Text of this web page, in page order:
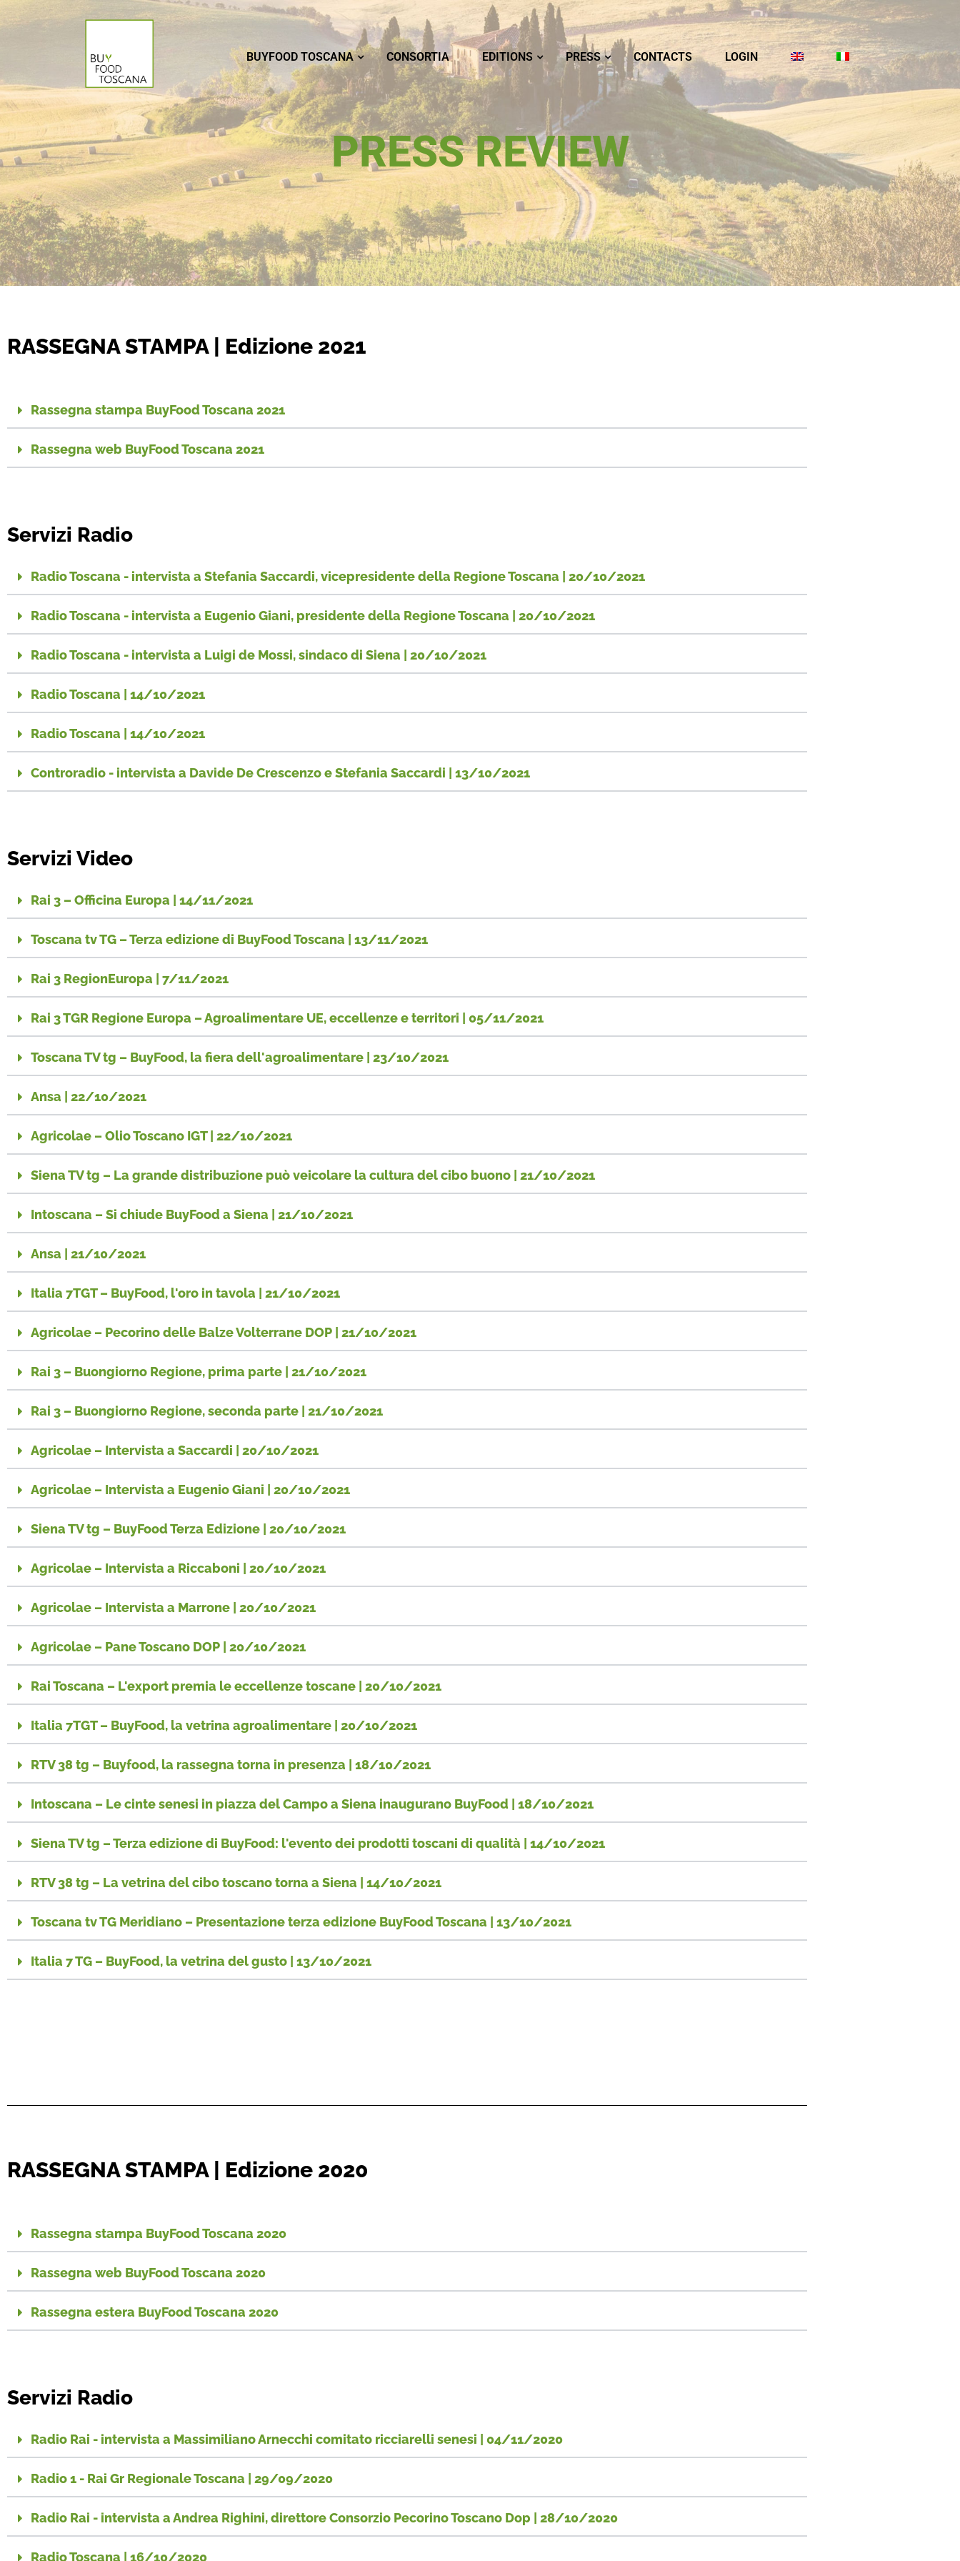
BUYFOOD TOSCANA CONSORTIA EDITIONS PRESS CONTACTS LOGIN
PRESS REVIEW
RASSEGNA STAMPA | Edizione 2021
Rassegna stampa BuyFood Toscana 2021
Rassegna web BuyFood Toscana 2021
Servizi Radio
Radio Toscana - intervista a Stefania Saccardi, vicepresidente della Regione Toscana | 20/10/2021
Radio Toscana - intervista a Eugenio Giani, presidente della Regione Toscana | 20/10/2021
Radio Toscana - intervista a Luigi de Mossi, sindaco di Siena | 20/10/2021
Radio Toscana | 14/10/2021
Radio Toscana | 14/10/2021
Controradio - intervista a Davide De Crescenzo e Stefania Saccardi | 13/10/2021
Servizi Video
Rai 3 – Officina Europa | 14/11/2021
Toscana tv TG – Terza edizione di BuyFood Toscana | 13/11/2021
Rai 3 RegionEuropa | 7/11/2021
Rai 3 TGR Regione Europa – Agroalimentare UE, eccellenze e territori | 05/11/2021
Toscana TV tg – BuyFood, la fiera dell'agroalimentare | 23/10/2021
Ansa | 22/10/2021
Agricolae – Olio Toscano IGT | 22/10/2021
Siena TV tg – La grande distribuzione può veicolare la cultura del cibo buono | 21/10/2021
Intoscana – Si chiude BuyFood a Siena | 21/10/2021
Ansa | 21/10/2021
Italia 7TGT – BuyFood, l'oro in tavola | 21/10/2021
Agricolae – Pecorino delle Balze Volterrane DOP | 21/10/2021
Rai 3 – Buongiorno Regione, prima parte | 21/10/2021
Rai 3 – Buongiorno Regione, seconda parte | 21/10/2021
Agricolae – Intervista a Saccardi | 20/10/2021
Agricolae – Intervista a Eugenio Giani | 20/10/2021
Siena TV tg – BuyFood Terza Edizione | 20/10/2021
Agricolae – Intervista a Riccaboni | 20/10/2021
Agricolae – Intervista a Marrone | 20/10/2021
Agricolae – Pane Toscano DOP | 20/10/2021
Rai Toscana – L'export premia le eccellenze toscane | 20/10/2021
Italia 7TGT – BuyFood, la vetrina agroalimentare | 20/10/2021
RTV 38 tg – Buyfood, la rassegna torna in presenza | 18/10/2021
Intoscana – Le cinte senesi in piazza del Campo a Siena inaugurano BuyFood | 18/10/2021
Siena TV tg – Terza edizione di BuyFood: l'evento dei prodotti toscani di qualità | 14/10/2021
RTV 38 tg – La vetrina del cibo toscano torna a Siena | 14/10/2021
Toscana tv TG Meridiano – Presentazione terza edizione BuyFood Toscana | 13/10/2021
Italia 7 TG – BuyFood, la vetrina del gusto | 13/10/2021
RASSEGNA STAMPA | Edizione 2020
Rassegna stampa BuyFood Toscana 2020
Rassegna web BuyFood Toscana 2020
Rassegna estera BuyFood Toscana 2020
Servizi Radio
Radio Rai - intervista a Massimiliano Arnecchi comitato ricciarelli senesi | 04/11/2020
Radio 1 - Rai Gr Regionale Toscana | 29/09/2020
Radio Rai - intervista a Andrea Righini, direttore Consorzio Pecorino Toscano Dop | 28/10/2020
Radio Toscana | 16/10/2020